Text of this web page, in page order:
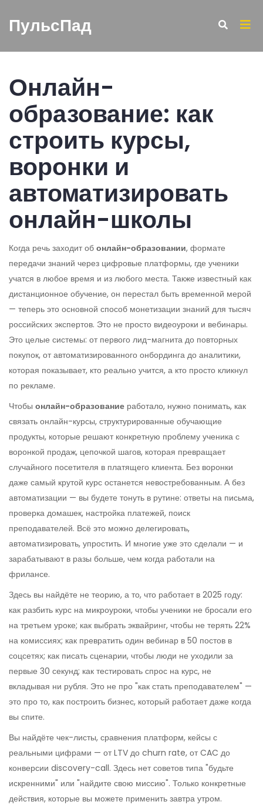
ПульсПад
Онлайн-
образование: как
строить курсы,
воронки и
автоматизировать
онлайн-школы
Когда речь заходит об онлайн-образовании, формате
передачи знаний через цифровые платформы, где ученики
учатся в любое время и из любого места. Также известный как
дистанционное обучение, он перестал быть временной мерой
— теперь это основной способ монетизации знаний для тысяч
российских экспертов. Это не просто видеоуроки и вебинары.
Это целые системы: от первого лид-магнита до повторных
покупок, от автоматизированного онбординга до аналитики,
которая показывает, кто реально учится, а кто просто кликнул
по рекламе.
Чтобы онлайн-образование работало, нужно понимать, как
связать онлайн-курсы, структурированные обучающие
продукты, которые решают конкретную проблему ученика с
воронкой продаж, цепочкой шагов, которая превращает
случайного посетителя в платящего клиента. Без воронки
даже самый крутой курс останется невостребованным. А без
автоматизации — вы будете тонуть в рутине: ответы на письма,
проверка домашек, настройка платежей, поиск
преподавателей. Всё это можно делегировать,
автоматизировать, упростить. И многие уже это сделали — и
зарабатывают в разы больше, чем когда работали на
фрилансе.
Здесь вы найдёте не теорию, а то, что работает в 2025 году:
как разбить курс на микроуроки, чтобы ученики не бросали его
на третьем уроке; как выбрать эквайринг, чтобы не терять 22%
на комиссиях; как превратить один вебинар в 50 постов в
соцсетях; как писать сценарии, чтобы люди не уходили за
первые 30 секунд; как тестировать спрос на курс, не
вкладывая ни рубля. Это не про "как стать преподавателем" —
это про то, как построить бизнес, который работает даже когда
вы спите.
Вы найдёте чек-листы, сравнения платформ, кейсы с
реальными цифрами — от LTV до churn rate, от CAC до
конверсии discovery-call. Здесь нет советов типа "будьте
искренними" или "найдите свою миссию". Только конкретные
действия, которые вы можете применить завтра утром.